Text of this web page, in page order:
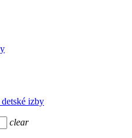
izby
clear